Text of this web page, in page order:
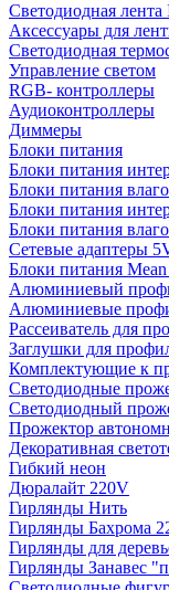
Светодиодная лента
Аксессуары для
Светодиодная
Управление светом
RGB- контроллеры
Аудиоконтроллеры
Диммеры
Блоки питания
Блоки питания
Блоки питания
Блоки питания
Блоки питания
Сетевые адаптеры
Блоки питания
Алюминиевый
Алюминиевые
Рассеиватель для
Заглушки для
Комплектующие к
Светодиодные
Светодиодный
Прожектор
Декоративная
Гибкий неон
Дюралайт 220V
Гирлянды Нить
Гирлянды Бахрома
Гирлянды для
Гирлянды Занавес